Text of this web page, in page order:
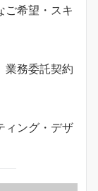
ご希望・スキ
業務委託契約
ィング・デザ